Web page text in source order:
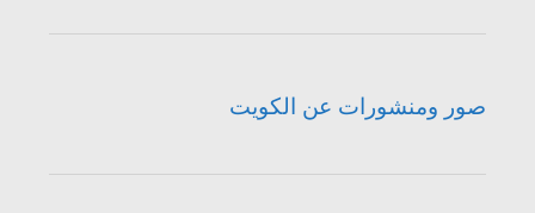
صور ومنشورات عن الكويت